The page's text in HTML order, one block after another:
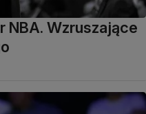
NBA. Wzruszające